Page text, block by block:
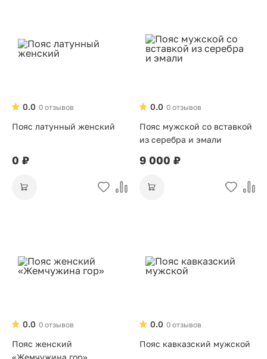
0 отзывов
0.0
Пояс латунный женский
0 ₽
0 отзывов
0.0
Пояс мужской со вставкой
из серебра и эмали
9 000 ₽
0 отзывов
0.0
Пояс женский
«Жемчужина гор»
0 отзывов
0.0
Пояс кавказский мужской